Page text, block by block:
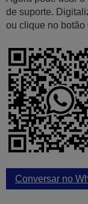
de suporte.
ou clique no botão
Conversar no